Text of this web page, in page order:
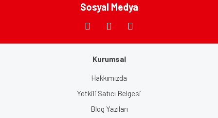
Sosyal Medya
Kurumsal
Hakkımızda
Yetkili Satıcı Belgesi
Blog Yazıları